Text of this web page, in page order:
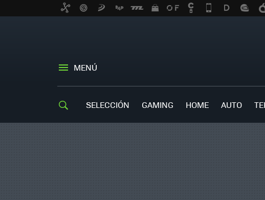
MENÚ
SELECCIÓN GAMING HOME AUTO